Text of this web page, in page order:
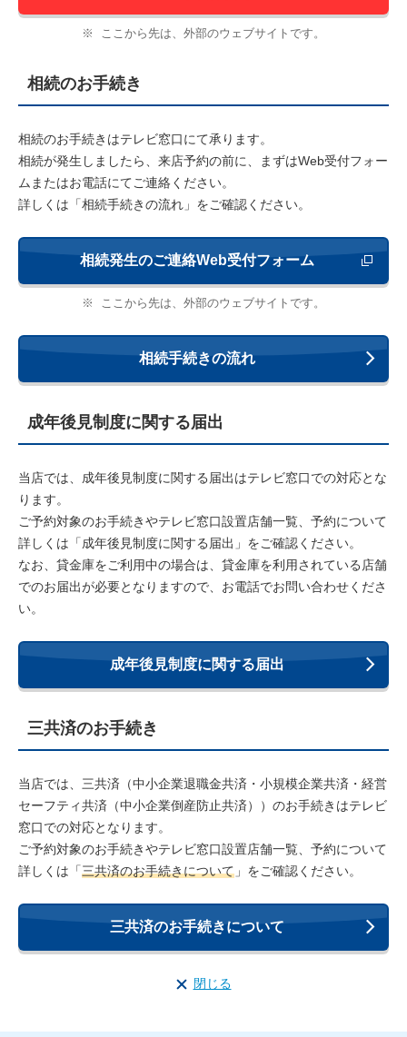
※ ここから先は、外部のウェブサイトです。
相続のお手続き
相続のお手続きはテレビ窓口にて承ります。
相続が発生しましたら、来店予約の前に、まずはWeb受付フォー
ムまたはお電話にてご連絡ください。
詳しくは「相続手続きの流れ」をご確認ください。
相続発生のご連絡Web受付フォーム 新しいウ
※ ここから先は、外部のウェブサイトです。
相続手続きの流れ
成年後見制度に関する届出
当店では、成年後見制度に関する届出はテレビ窓口での対応とな
ります。
ご予約対象のお手続きやテレビ窓口設置店舗一覧、予約について
詳しくは「成年後見制度に関する届出」をご確認ください。
なお、貸金庫をご利用中の場合は、貸金庫を利用されている店舗
でのお届出が必要となりますので、お電話でお問い合わせくださ
い。
成年後見制度に関する届出
三共済のお手続き
当店では、三共済（中小企業退職金共済・小規模企業共済・経営
セーフティ共済（中小企業倒産防止共済））のお手続きはテレビ
窓口での対応となります。
ご予約対象のお手続きやテレビ窓口設置店舗一覧、予約について
詳しくは「三共済のお手続きについて 」をご確認ください。
三共済のお手続きについて
閉じる